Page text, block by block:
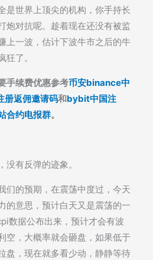
是世界上顶尖的机构，你手持长
炮对抗呢。趁着现在还没有被监
上一波，估计下波牛市之后的牛
了。
手续费优惠参考币安binance中
册返佣邀请码和bybit中国注
合约电报群。
没有反弹的迹象。
们的预期，在震荡中度过，今天
的意思，预计白天又是震荡的一
数据公布出来，预计才会有波
空，大概率就会砸盘，如果低于
盘，现在就多看少动，静静等待